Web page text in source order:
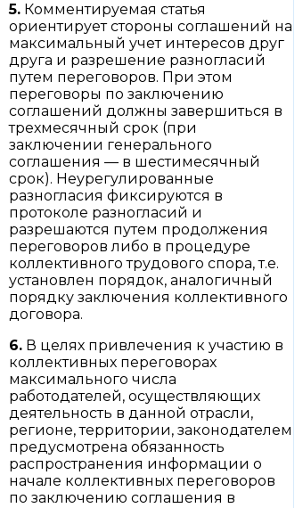
5. Комментируемая статья
ориентирует стороны соглашений на
максимальный учет интересов друг
друга и разрешение разногласий
путем переговоров. При этом
переговоры по заключению
соглашений должны завершиться в
трехмесячный срок (при
заключении генерального
соглашения — в шестимесячный
срок). Неурегулированные
разногласия фиксируются в
протоколе разногласий и
разрешаются путем продолжения
переговоров либо в процедуре
коллективного трудового спора, т.е.
установлен порядок, аналогичный
порядку заключения коллективного
договора.
6. В целях привлечения к участию в
коллективных переговорах
максимального числа
работодателей, осуществляющих
деятельность в данной отрасли,
регионе, территории, законодателем
предусмотрена обязанность
распространения информации о
начале коллективных переговоров
по заключению соглашения в